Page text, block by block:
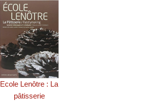
Ecole Lenôtre : La
pâtisserie